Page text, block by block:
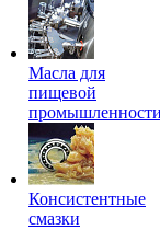
Масла для
пищевой
Консистентные
смазки